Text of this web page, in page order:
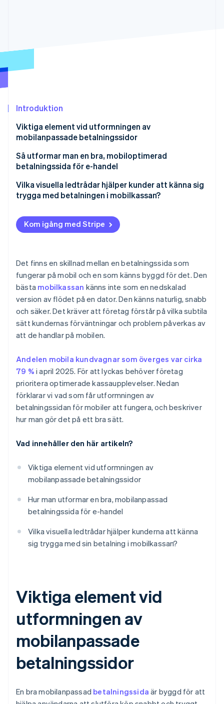
Introduktion
Viktiga element vid utformningen av
mobilanpassade betalningssidor
Responsiv layout som fungerar
Knappar man inte riskerar att missa
Transparens från allra första början
Synlig profilering
Så utformar man en bra, mobiloptimerad
betalningssida för e-handel
Utforma för mobilen i första hand
Ta bort onödiga steg
Planera för vanliga problem på mobiler
Optimera för lokala mobilbetalningsalternativ
Prioritera hastighet och prestanda
Hantera fel på ett smidigt sätt
Var uppmärksam på detaljer som signalerar kvalitet
Använd inkluderande design
Vilka visuella ledtrådar hjälper kunder att känna sig
trygga med betalningen i mobilkassan?
Förtroendesymboler
HTTPS och hänglåset
Betryggande mikrotext
Finslipa det visuella
Betrott varumärke
Kom igång med Stripe
Det finns en skillnad mellan en betalningssida som
fungerar på mobil och en som känns byggd för det. Den
bästa mobilkassan känns inte som en nedskalad
version av flödet på en dator. Den känns naturlig, snabb
och säker. Det kräver att företag förstår på vilka subtila
sätt kundernas förväntningar och problem påverkas av
att de handlar på mobilen.
Andelen mobila kundvagnar som överges var cirka
79 % i april 2025. För att lyckas behöver företag
prioritera optimerade kassaupplevelser. Nedan
förklarar vi vad som får utformningen av
betalningssidan för mobiler att fungera, och beskriver
hur man gör det på ett bra sätt.
Vad innehåller den här artikeln?
Viktiga element vid utformningen av
mobilanpassade betalningssidor
Hur man utformar en bra, mobilanpassad
betalningssida för e-handel
Vilka visuella ledtrådar hjälper kunderna att känna
sig trygga med sin betalning i mobilkassan?
Viktiga element vid
utformningen av
mobilanpassade
betalningssidor
En bra mobilanpassad betalningssida är byggd för att